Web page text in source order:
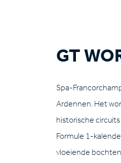
GT
Spa-
Ardennen. Het
historische
Formule 1-
vloeiende